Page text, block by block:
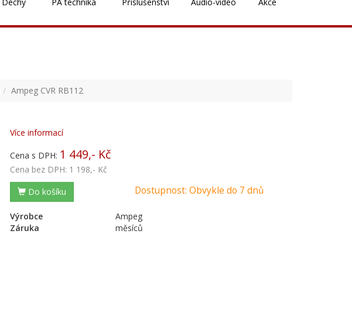
Ampeg CVR RB112
Více informací
Cena s DPH: 1 449,- Kč
Cena bez DPH: 1 198,- Kč
Do košíku
Dostupnost: Obvykle do 7 dnů
Výrobce
Ampeg
Záruka
měsíců